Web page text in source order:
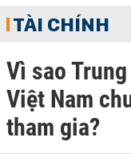
TÀI CHÍNH
Vì sao
Việt Nam
tham gia?